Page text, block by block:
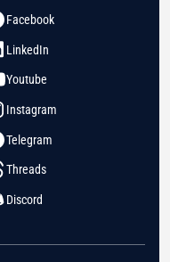
Facebook
LinkedIn
Youtube
Instagram
Telegram
Threads
Discord